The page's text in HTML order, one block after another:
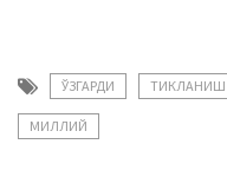
ЎЗГАРДИ ТИКЛАНИШ
МИЛЛИЙ